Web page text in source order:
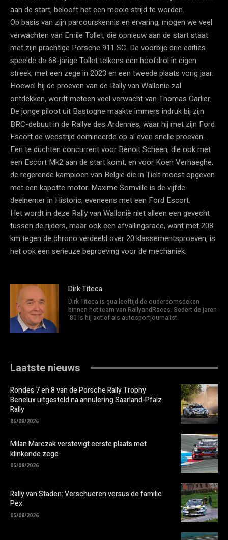
aan de start, belooft het een mooie strijd te worden.
Op basis van zijn parcourskennis en ervaring, mogen we veel
verwachten van Emile Tollet, die opnieuw aan de start staat
met zijn prachtige Porsche 911 SC. De voorbije drie edities
speelde de 68-jarige Tollet telkens een hoofdrol in eigen
streek, met een zege in 2023 en een tweede plaats vorig jaar.
Hoewel hij de proeven van de Rally van Wallonie zal
ontdekken, wordt meteen veel verwacht van Thomas Carlier.
De jonge piloot uit Bastogne maakte immers indruk bij zijn
BRC-debuut in de Rallye des Ardennes, waar hij met zijn Ford
Escort de wedstrijd domineerde op al even snelle proeven.
Een te duchten concurrent voor Benoit Scheen, die ook met
een Escort Mk2 aan de start komt, en voor Koen Verhaeghe,
de regerende kampioen van België die in Tielt moest opgeven
met een kapotte motor. Maxime Somville is de vijfde
deelnemer in Historic, eveneens met een Ford Escort.
Het wordt in deze Rally van Wallonië niet alleen een gevecht
tussen de rijders, maar ook een afvallingsrace, want met 208
km tegen de chrono verdeeld over 20 klassementsproeven, is
het ook een serieuze beproeving voor de mechaniek.
Dirk Titeca
Dirk Titeca is qua leeftijd de ouderdomsdeken
binnen het team van RallyandRaces. Sedert de jaren
'80 is hij actief als autosportjournalist.
Laatste nieuws
Rondes 7 en 8 van de Porsche Rally Trophy
Benelux uitgesteld na annulering Saarland-Pfalz
Rally
06/08/2026
Milan Marczak verstevigt eerste plaats met
klinkende zege
05/08/2026
Rally van Staden: Verschueren versus de familie
Pex
05/08/2026